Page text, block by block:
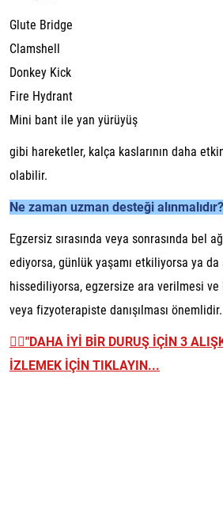
Glute Bridge
Clamshell
Donkey Kick
Fire Hydrant
Mini bant ile yan yürüyüş
gibi hareketler, kalça kaslarının daha
olabilir.
Ne zaman uzman desteği alınmalıdır?
Egzersiz sırasında veya sonrasında bel
ediyorsa, günlük yaşamı etkiliyorsa ya
hissediliyorsa, egzersize ara verilmesi ve
veya fizyoterapiste danışılması önemlidir.
👉🏼"DAHA İYİ BİR DURUŞ İÇİN 3
İZLEMEK İÇİN TIKLAYIN...